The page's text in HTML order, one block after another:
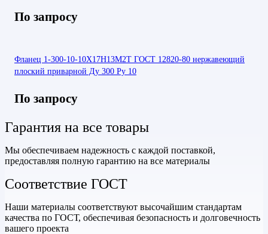
По запросу
Фланец 1-300-10-10Х17Н13М2Т ГОСТ 12820-80 нержавеющий
плоский приварной Ду 300 Ру 10
По запросу
Гарантия на все товары
Мы обеспечиваем надежность с каждой поставкой,
предоставляя полную гарантию на все материалы
Соответствие ГОСТ
Наши материалы соответствуют высочайшим стандартам
качества по ГОСТ, обеспечивая безопасность и долговечность
вашего проекта